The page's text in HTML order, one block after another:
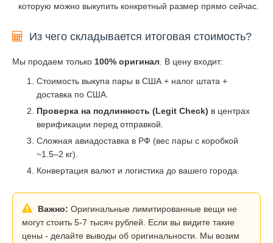
которую можно выкупить конкретный размер прямо сейчас.
Из чего складывается итоговая стоимость?
Мы продаем только 100% оригинал . В цену входит:
Стоимость выкупа пары в США + налог штата +
доставка по США.
Проверка на подлинность (Legit Check) в центрах
верификации перед отправкой.
Сложная авиадоставка в РФ (вес пары с коробкой
~1.5–2 кг).
Конвертация валют и логистика до вашего города.
Важно: Оригинальные лимитированные вещи не
могут стоить 5-7 тысяч рублей. Если вы видите такие
цены - делайте выводы об оригинальности. Мы возим